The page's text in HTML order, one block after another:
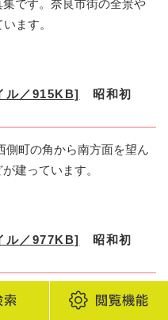
です。奈良市街の全景や
ます。
ル／915KB]
昭和初
町の角から南方面を望ん
建っています。
ル／977KB] 昭和初
ています。右端に駅舎が